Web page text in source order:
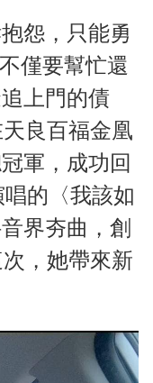
怨，只能勇
僅要幫忙還
上門的債
良百福金凰
軍，成功回
的〈我該如
界夯曲，創
，她帶來新